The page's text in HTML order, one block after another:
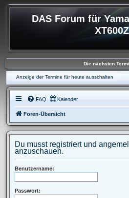
DAS Forum für
XT600Z
Die nächsten
Anzeige der Termine für heute ausschalten
FAQ Kalender
Foren-Übersicht
Du musst registriert und
anzuschauen.
Benutzername:
Passwort: